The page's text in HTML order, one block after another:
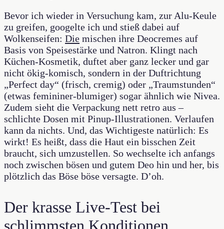
Bevor ich wieder in Versuchung kam, zur Alu-Keule
zu greifen, googelte ich und stieß dabei auf
Wolkenseifen: Die mischen ihre Deocremes auf
Basis von Speisestärke und Natron. Klingt nach
Küchen-Kosmetik, duftet aber ganz lecker und gar
nicht ökig-komisch, sondern in der Duftrichtung
„Perfect day“ (frisch, cremig) oder „Traumstunden“
(etwas femininer-blumiger) sogar ähnlich wie Nivea.
Zudem sieht die Verpackung nett retro aus –
schlichte Dosen mit Pinup-Illustrationen. Verlaufen
kann da nichts. Und, das Wichtigeste natürlich: Es
wirkt! Es heißt, dass die Haut ein bisschen Zeit
braucht, sich umzustellen. So wechselte ich anfangs
noch zwischen bösen und gutem Deo hin und her, bis
plötzlich das Böse böse versagte. D’oh.
Der krasse Live-Test bei
schlimmsten Konditionen